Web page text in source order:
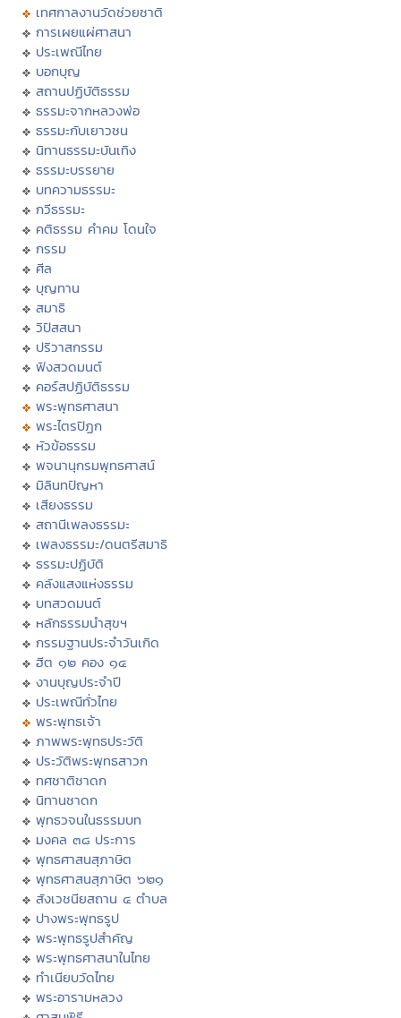
เทศกาลงานวัดช่วยชาติ
การเผยแผ่ศาสนา
ประเพณีไทย
บอกบุญ
สถานปฏิบัติธรรม
ธรรมะจากหลวงพ่อ
ธรรมะกับเยาวชน
นิทานธรรมะบันเทิง
ธรรมะบรรยาย
บทความธรรมะ
กวีธรรมะ
คติธรรม คำคม โดนใจ
กรรม
ศีล
บุญทาน
สมาธิ
วิปัสสนา
ปริวาสกรรม
ฟังสวดมนต์
คอร์สปฏิบัติธรรม
พระพุทธศาสนา
พระไตรปิฏก
หัวข้อธรรม
พจนานุกรมพุทธศาสน์
มิลินทปัญหา
เสียงธรรม
สถานีเพลงธรรมะ
เพลงธรรมะ/ดนตรีสมาธิ
ธรรมะปฏิบัติ
คลังแสงแห่งธรรม
บทสวดมนต์
หลักธรรมนำสุขฯ
กรรมฐานประจำวันเกิด
ฮีต ๑๒ คอง ๑๔
งานบุญประจำปี
ประเพณีทั่วไทย
พระพุทธเจ้า
ภาพพระพุทธประวัติ
ประวัติพระพุทธสาวก
ทศชาติชาดก
นิทานชาดก
พุทธวจนในธรรมบท
มงคล ๓๘ ประการ
พุทธศาสนสุภาษิต
พุทธศาสนสุภาษิต ๖๒๑
สังเวชนียสถาน ๔ ตำบล
ปางพระพุทธรูป
พระพุทธรูปสำคัญ
พระพุทธศาสนาในไทย
ทำเนียบวัดไทย
พระอารามหลวง